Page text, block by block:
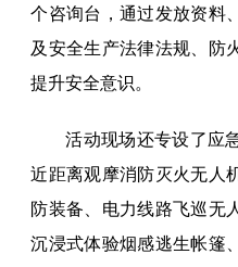
个咨询台，通过发放资料
及安全生产法律法规、防
提升安全意识。
活动现场还专设了应
近距离观摩消防灭火无人
防装备、电力线路飞巡无
沉浸式体验烟感逃生帐篷